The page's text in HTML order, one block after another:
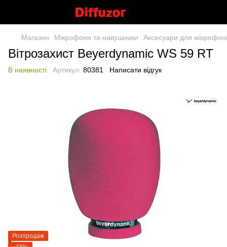
Магазин Мікрофони та навушники Аксесуари для
Вітрозахист Beyerdynamic WS 59 RT
В наявності Артикул: 80381 Написати відгук
Розпродаж